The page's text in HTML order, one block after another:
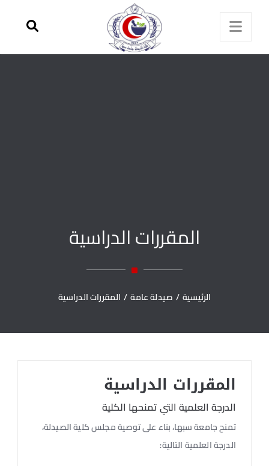
المقررات الدراسية
الرئيسية/ صيدلة عامة / المقررات الدراسية
المقررات الدراسية
الدرجة العلمية التي تمنحها الكلية
تمنح جامعة سبها، بناء على توصية مجلس كلية الصيدلة،
الدرجة العلمية التالية: